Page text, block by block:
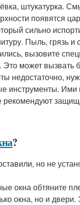
штукатурка.
появятся
сильно
Пыль, грязь
вызовите
Это может
недостаточно,
инструменты. Ими
рекомендуют
?
но не
окна обтяните
окна, но и